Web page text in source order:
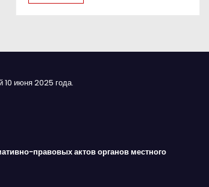
10 июня 2025 года.
правовых актов органов местного